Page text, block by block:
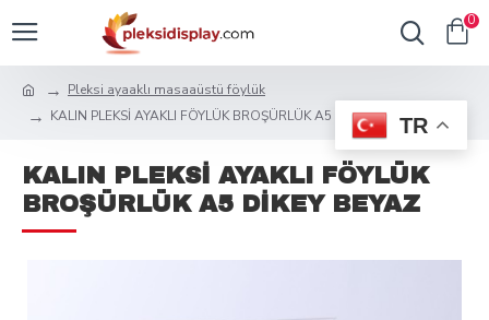
TR
0
Pleksi ayaaklı masaaüstü föylük
KALIN PLEKSİ AYAKLI FÖYLÜK BROŞÜRLÜK A5 DİKEY BEYAZ
KALIN PLEKSİ AYAKLI FÖYLÜK
BROŞÜRLÜK A5 DİKEY BEYAZ